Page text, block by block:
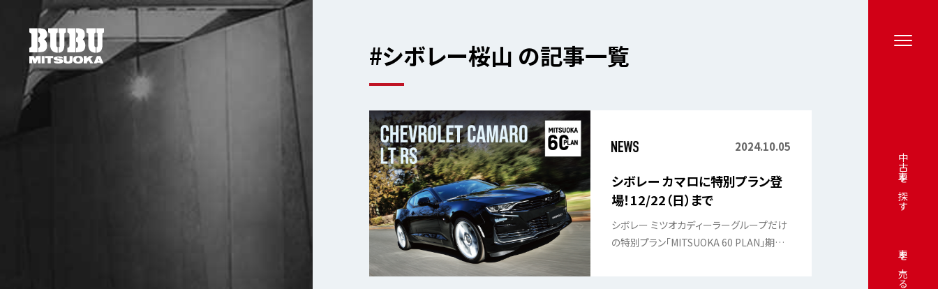
中古車を探す
車を売る
#シボレー桜山 の記事一覧
2024.10.05
シボレー カマロに特別プラン登
場！12/22（日）まで
シボレー ミツオカディーラーグループだけ
の特別プラン「MITSUOKA 60 PLAN」期間